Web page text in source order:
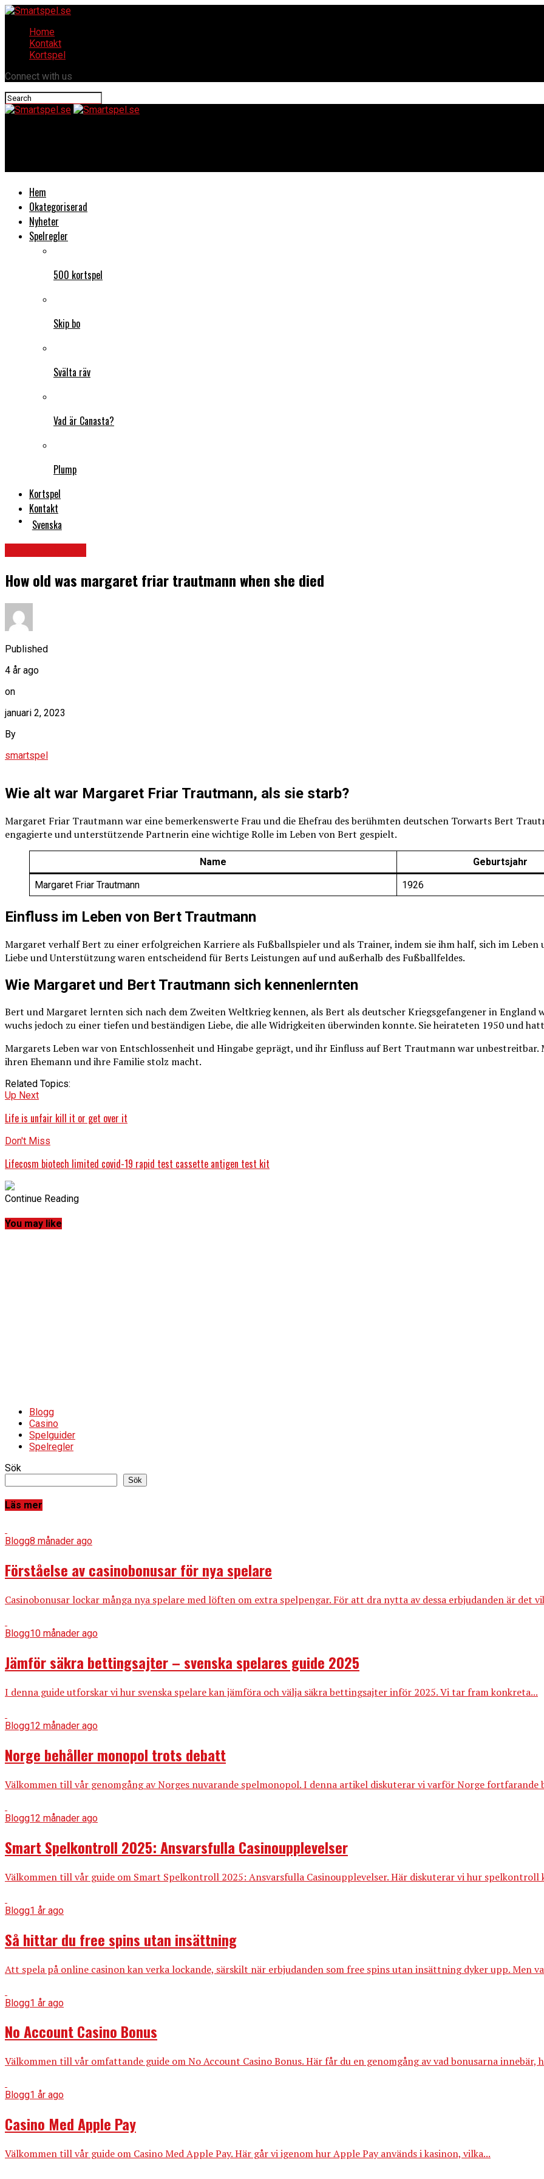
Home
Kontakt
Kortspel
Connect with us
Hem
Okategoriserad
Nyheter
Spelregler
500 kortspel
Skip bo
Svälta räv
Vad är Canasta?
Plump
Kortspel
Kontakt
Svenska
How old was margaret friar trautmann when she died
Published
4 år ago
on
januari 2, 2023
By
smartspel
Wie alt war Margaret Friar Trautmann, als sie starb?
Margaret Friar Trautmann war eine bemerkenswerte Frau und die Ehefrau des berühmten deutschen Torwarts Bert
engagierte und unterstützende Partnerin eine wichtige Rolle im Leben von Bert gespielt.
Name Geburtsjahr
Margaret Friar Trautmann
1926
Einfluss im Leben von Bert Trautmann
Margaret verhalf Bert zu einer erfolgreichen Karriere als Fußballspieler und als Trainer, indem sie ihm half, sich im
Liebe und Unterstützung waren entscheidend für Berts Leistungen auf und außerhalb des Fußballfeldes.
Wie Margaret und Bert Trautmann sich kennenlernten
Bert und Margaret lernten sich nach dem Zweiten Weltkrieg kennen, als Bert als deutscher Kriegsgefangener in England
wuchs jedoch zu einer tiefen und beständigen Liebe, die alle Widrigkeiten überwinden konnte. Sie heirateten 1950 und
Margarets Leben war von Entschlossenheit und Hingabe geprägt, und ihr Einfluss auf Bert Trautmann war
ihren Ehemann und ihre Familie stolz macht.
Related Topics:
Up Next
Life is unfair kill it or get over it
Don't Miss
Lifecosm biotech limited covid-19 rapid test cassette antigen test kit
Continue Reading
You may like
Blogg
Casino
Spelguider
Spelregler
Sök
Sök
Läs mer
Blogg8 månader ago
Förståelse av casinobonusar för nya spelare
Casinobonusar lockar många nya spelare med löften om extra spelpengar. För att dra nytta av dessa erbjudanden är det
Blogg10 månader ago
Jämför säkra bettingsajter – svenska spelares guide 2025
I denna guide utforskar vi hur svenska spelare kan jämföra och välja säkra bettingsajter inför 2025. Vi tar fram konkreta...
Blogg12 månader ago
Norge behåller monopol trots debatt
Välkommen till vår genomgång av Norges nuvarande spelmonopol. I denna artikel diskuterar vi varför Norge
Blogg12 månader ago
Smart Spelkontroll 2025: Ansvarsfulla Casinoupplevelser
Välkommen till vår guide om Smart Spelkontroll 2025: Ansvarsfulla Casinoupplevelser. Här diskuterar vi hur spelkontroll
Blogg1 år ago
Så hittar du free spins utan insättning
Att spela på online casinon kan verka lockande, särskilt när erbjudanden som free spins utan insättning dyker upp. Men
Blogg1 år ago
No Account Casino Bonus
Välkommen till vår omfattande guide om No Account Casino Bonus. Här får du en genomgång av vad bonusarna innebär,
Blogg1 år ago
Casino Med Apple Pay
Välkommen till vår guide om Casino Med Apple Pay. Här går vi igenom hur Apple Pay används i kasinon, vilka...